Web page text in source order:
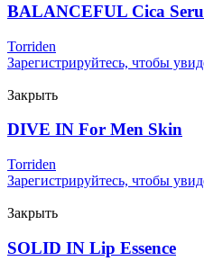
BALANCEFUL Cica
Torriden
Зарегистрируйтесь, чтобы
Закрыть
DIVE IN For Men Skin
Torriden
Зарегистрируйтесь, чтобы
Закрыть
SOLID IN Lip Essence